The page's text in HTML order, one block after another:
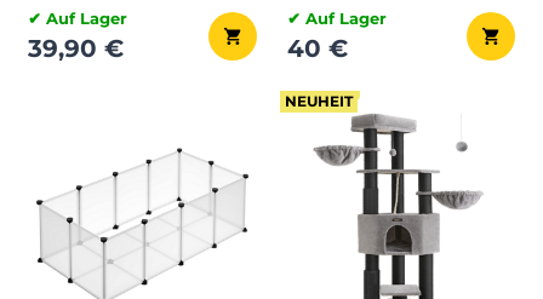
✔ Auf Lager
39,90 €
✔ Auf Lager
40 €
NEUHEIT